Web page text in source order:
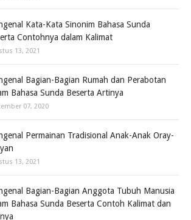
Kata-Kata Sinonim Bahasa Sunda
Contohnya dalam Kalimat
13, 2021
Bagian-Bagian Rumah dan Perabotan
Bahasa Sunda Beserta Artinya
07, 2020
Permainan Tradisional Anak-Anak Oray-
13, 2021
Bagian-Bagian Anggota Tubuh Manusia
Bahasa Sunda Beserta Contoh Kalimat dan